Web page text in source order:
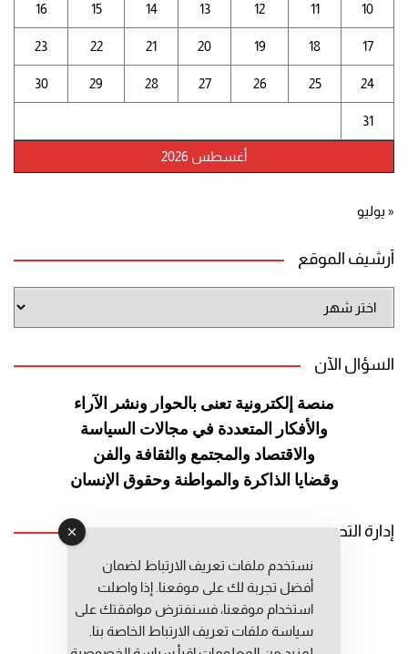
أغسطس 2026
10
11
12
13
14
15
16
17
18
19
20
21
22
23
24
25
26
27
28
29
30
31
« يوليو
أرشيف الموقع
الموقع
السؤال الآن
منصة إلكترونية تعنى بالحوار ونشر الآراء
والأفكار المتعددة في مجالات السياسة
والاقتصاد والمجتمع والثقافة والفن
وقضايا الذاكرة والمواطنة وحقوق الإنسان
إدارة التحرير
رئيس التحرير: عبد الرحيم التوراني
رئيس التحرير المساعد: المعطي قبال
مديرة التحرير: فاطمة حوحو
نستخدم ملفات تعريف الارتباط لضمان
أفضل تجربة لك على موقعنا. إذا واصلت
استخدام موقعنا، فسنفترض موافقتك على
سياسة ملفات تعريف الارتباط الخاصة بنا.